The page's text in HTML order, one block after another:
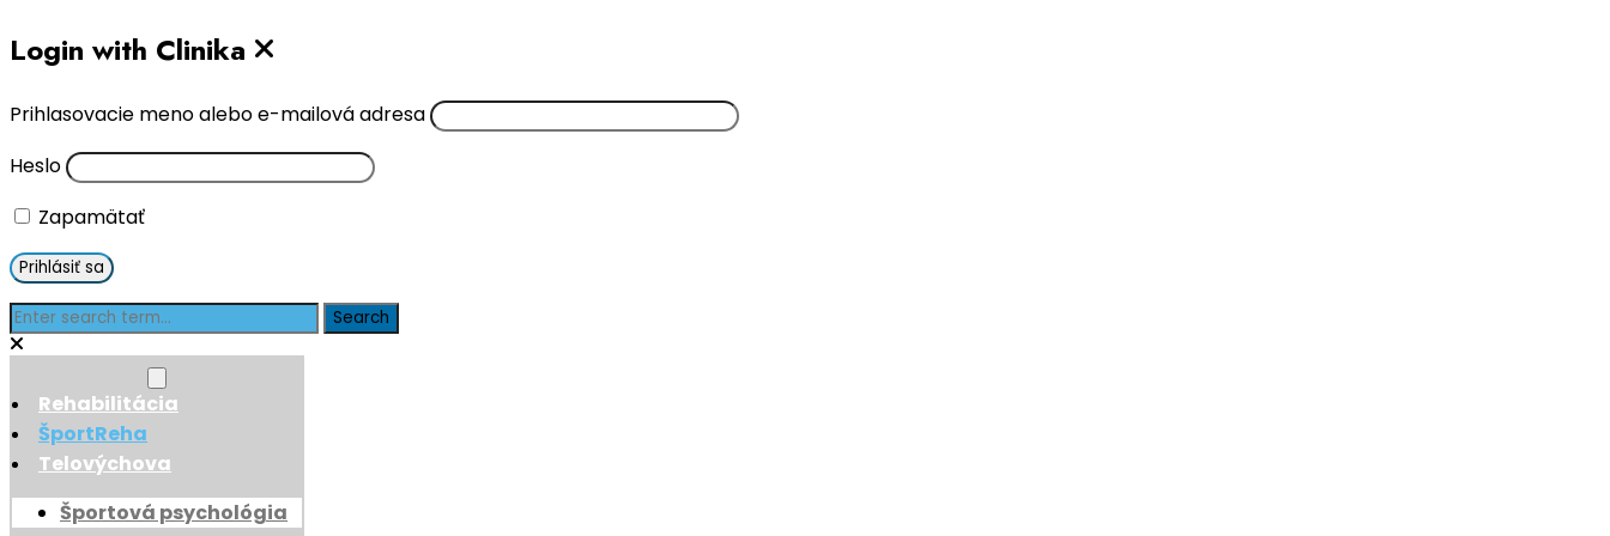
Login with Clinika
Prihlasovacie meno alebo e-mailová adresa
Heslo
Zapamätať
Rehabilitácia
ŠportReha
Telovýchova
Športová psychológia